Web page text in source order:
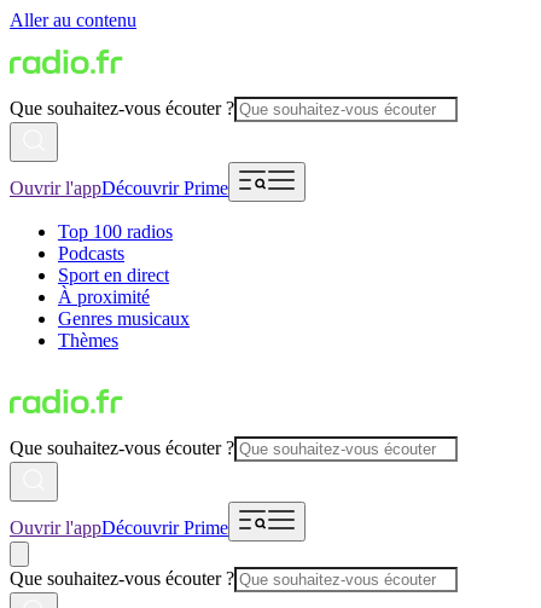
Aller au contenu
Que souhaitez-vous écouter ?
Ouvrir l'appDécouvrir Prime
Top 100 radios
Podcasts
Sport en direct
À proximité
Genres musicaux
Thèmes
Que souhaitez-vous écouter ?
Ouvrir l'appDécouvrir Prime
Que souhaitez-vous écouter ?